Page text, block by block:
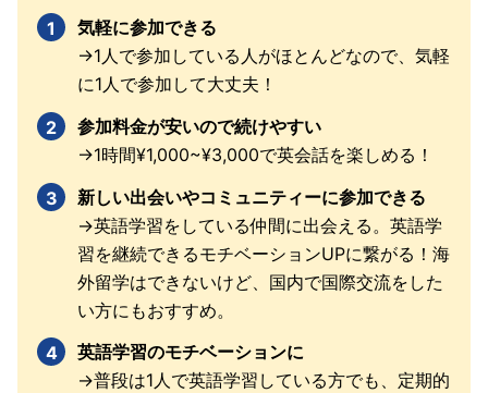
気軽に参加できる
→1人で参加している人がほとんどなので、気軽
に1人で参加して大丈夫！
参加料金が安いので続けやすい
→1時間¥1,000~¥3,000で英会話を楽しめる！
新しい出会いやコミュニティーに参加できる
→英語学習をしている仲間に出会える。英語学
習を継続できるモチベーションUPに繋がる！海
外留学はできないけど、国内で国際交流をした
い方にもおすすめ。
英語学習のモチベーションに
→普段は1人で英語学習している方でも、定期的